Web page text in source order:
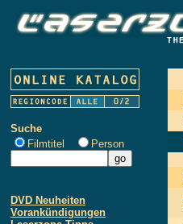
Suche
Filmtitel
Person
DVD Neuheiten
Vorankündigungen